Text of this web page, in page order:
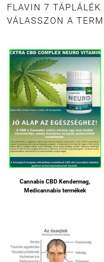
FLAVIN 7
VÁLASSZON A
Cannabis CBD Kendermag,
Medicannabis termékek